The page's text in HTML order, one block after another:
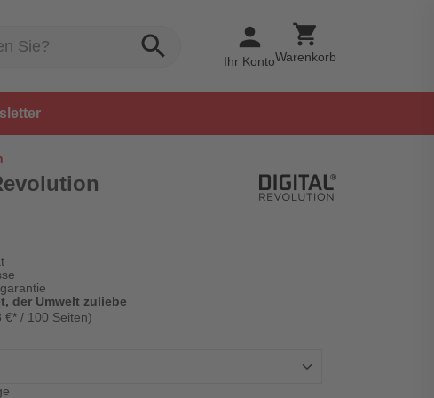
search person
Ihr Konto
shopping_cart
Warenkorb
der Umwelt zuliebe
€* / 100 Seiten)